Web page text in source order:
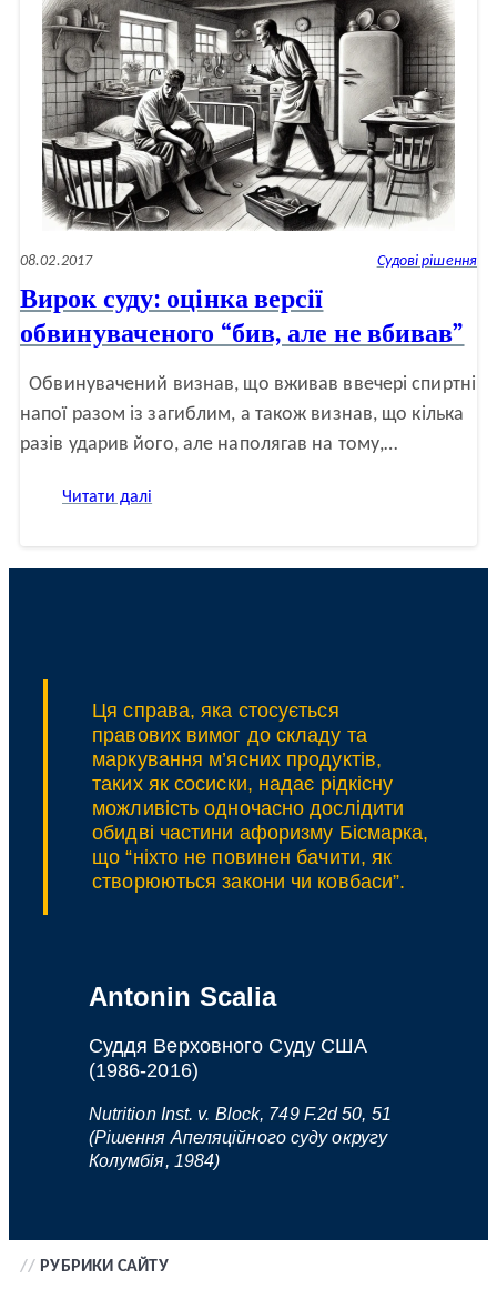
виклики
за
підсумками
двох
років
повномасштабного
вторгнення
(дискусія
JustTalk)
08.02.2017 Судові рішення
Вирок суду: оцінка версії
обвинуваченого “бив, але не вбивав”
Обвинувачений визнав, що вживав ввечері спиртні
напої разом із загиблим, а також визнав, що кілька
разів ударив його, але наполягав на тому,…
Читати далі
Ця справа, яка стосується
правових вимог до складу та
маркування м’ясних продуктів,
таких як сосиски, надає рідкісну
можливість одночасно дослідити
обидві частини афоризму Бісмарка,
що “ніхто не повинен бачити, як
створюються закони чи ковбаси”.
Antonin Scalia
Суддя Верховного Суду США
(1986-2016)
Nutrition Inst. v. Block, 749 F.2d 50, 51
(Рішення Апеляційного суду округу
Колумбія, 1984)
// РУБРИКИ САЙТУ